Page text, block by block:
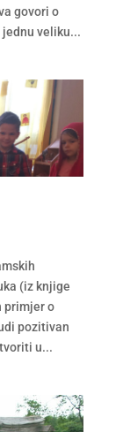
govori o
veliku...
(iz knjige
primjer o
pozitivan
u...